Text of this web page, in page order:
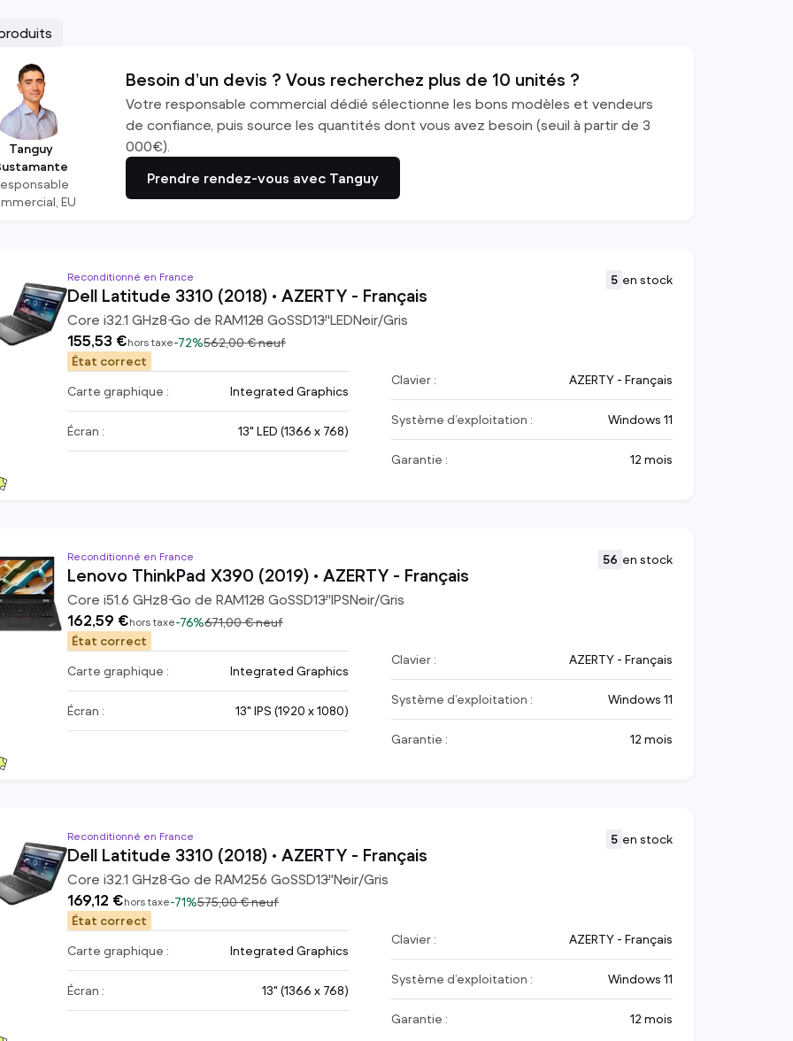
Ecrans PC
Ecrans Apple
TV
voir tout
Chargeurs d'ordinateur
Souris
Claviers
voir tout
voir tout
Tanguy
EU
Besoin d’un devis ? Vous recherchez plus de 10 unités ?
Votre responsable commercial dédié sélectionne les bons modèles et vendeurs
de confiance, puis source les quantités dont vous avez besoin (seuil à partir de 3
000€).
Prendre rendez-vous avec Tanguy
Reconditionné en France
Dell Latitude 3310 (2018) • AZERTY - Français
Core i32.1 GHz8Go de RAM128 GoSSD13"LEDNoir/Gris
155,53 €hors taxe-72%562,00 €neuf
État correct
5 en stock
Carte graphique : Integrated Graphics
Écran : 13" LED (1366 x 768)
Clavier : AZERTY - Français
Système d’exploitation : Windows 11
Garantie : 12 mois
Reconditionné en France
Lenovo ThinkPad X390 (2019) • AZERTY - Français
Core i51.6 GHz8Go de RAM128 GoSSD13"IPSNoir/Gris
162,59 €hors taxe-76%671,00 €neuf
État correct
56 en stock
Carte graphique : Integrated Graphics
Écran : 13" IPS (1920 x 1080)
Clavier : AZERTY - Français
Système d’exploitation : Windows 11
Garantie : 12 mois
Reconditionné en France
Dell Latitude 3310 (2018) • AZERTY - Français
Core i32.1 GHz8Go de RAM256 GoSSD13"Noir/Gris
169,12 €hors taxe-71%575,00 €neuf
État correct
5 en stock
Carte graphique : Integrated Graphics
Écran : 13" (1366 x 768)
Clavier : AZERTY - Français
Système d’exploitation : Windows 11
Garantie : 12 mois